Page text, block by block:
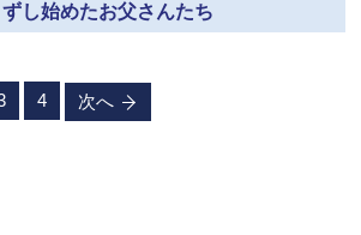
し始めたお父さんたち
4 次へ